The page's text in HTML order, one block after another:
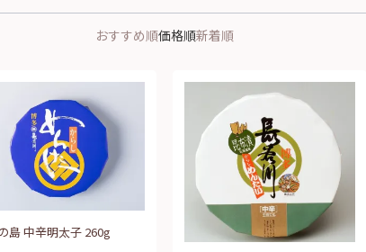
おすすめ順価格順新着順
島 中辛明太子 260g